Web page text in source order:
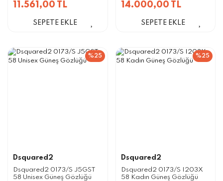
11.561,00 TL
SEPETE EKLE
14.000,00 TL
SEPETE EKLE
%25
Dsquared2
Dsquared2 0173/S J5GST
58 Unisex Güneş Gözlüğü
%25
Dsquared2
Dsquared2 0173/S I203X
58 Kadın Güneş Gözlüğü